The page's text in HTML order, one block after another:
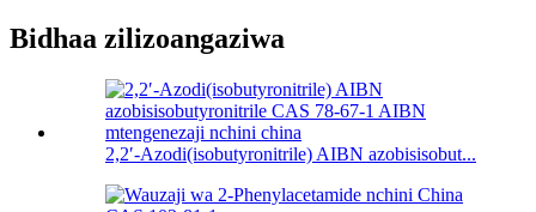
Bidhaa zilizoangaziwa
2,2′-Azodi(isobutyronitrile) AIBN azobisisobut...